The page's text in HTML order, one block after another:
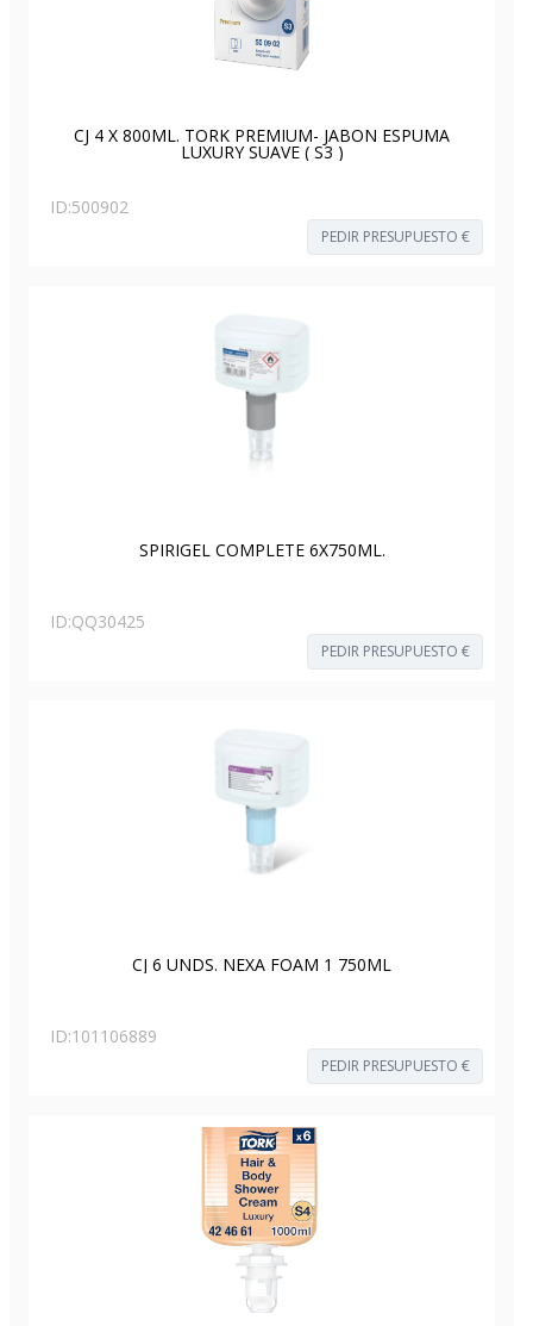
CJ 4 X 800ML. TORK PREMIUM- JABON ESPUMA
LUXURY SUAVE ( S3 )
ID:500902
PEDIR PRESUPUESTO €
SPIRIGEL COMPLETE 6X750ML.
ID:QQ30425
PEDIR PRESUPUESTO €
CJ 6 UNDS. NEXA FOAM 1 750ML
ID:101106889
PEDIR PRESUPUESTO €